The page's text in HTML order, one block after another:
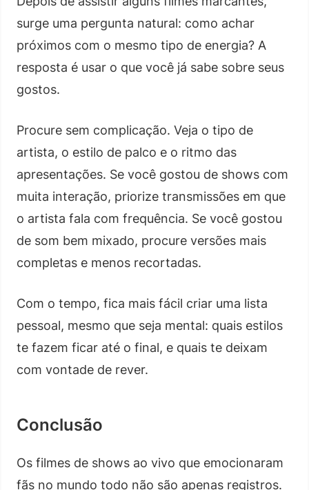
surge uma pergunta natural: como achar
próximos com o mesmo tipo de energia? A
resposta é usar o que você já sabe sobre seus
gostos.
Procure sem complicação. Veja o tipo de
artista, o estilo de palco e o ritmo das
apresentações. Se você gostou de shows com
muita interação, priorize transmissões em que
o artista fala com frequência. Se você gostou
de som bem mixado, procure versões mais
completas e menos recortadas.
Com o tempo, fica mais fácil criar uma lista
pessoal, mesmo que seja mental: quais estilos
te fazem ficar até o final, e quais te deixam
com vontade de rever.
Conclusão
Os filmes de shows ao vivo que emocionaram
fãs no mundo todo não são apenas registros.